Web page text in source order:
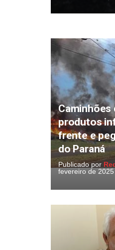
Caminhões
produtos
frente e
do Paraná
Publicado por
fevereiro de 2025